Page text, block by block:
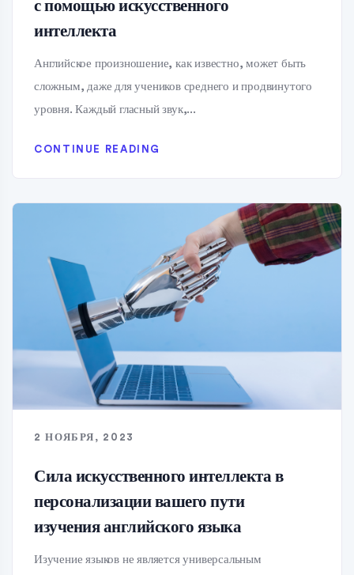
с помощью искусственного
интеллекта
Английское произношение, как известно, может быть
сложным, даже для учеников среднего и продвинутого
уровня. Каждый гласный звук,...
CONTINUE READING
2 НОЯБРЯ, 2023
Сила искусственного интеллекта в
персонализации вашего пути
изучения английского языка
Изучение языков не является универсальным